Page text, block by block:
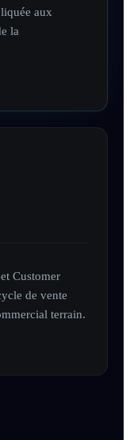
aux
la
Customer
de vente
terrain.